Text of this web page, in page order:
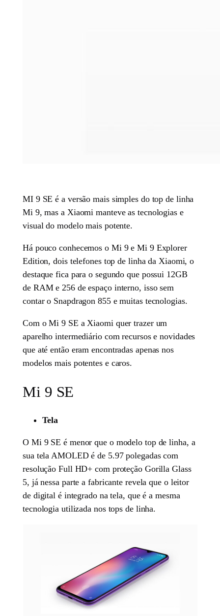
MI 9 SE é a versão mais simples do top de linha
Mi 9, mas a Xiaomi manteve as tecnologias e
visual do modelo mais potente.
Há pouco conhecemos o Mi 9 e Mi 9 Explorer
Edition, dois telefones top de linha da Xiaomi, o
destaque fica para o segundo que possui 12GB
de RAM e 256 de espaço interno, isso sem
contar o Snapdragon 855 e muitas tecnologias.
Com o Mi 9 SE a Xiaomi quer trazer um
aparelho intermediário com recursos e novidades
que até então eram encontradas apenas nos
modelos mais potentes e caros.
Mi 9 SE
Tela
O Mi 9 SE é menor que o modelo top de linha, a
sua tela AMOLED é de 5.97 polegadas com
resolução Full HD+ com proteção Gorilla Glass
5, já nessa parte a fabricante revela que o leitor
de digital é integrado na tela, que é a mesma
tecnologia utilizada nos tops de linha.